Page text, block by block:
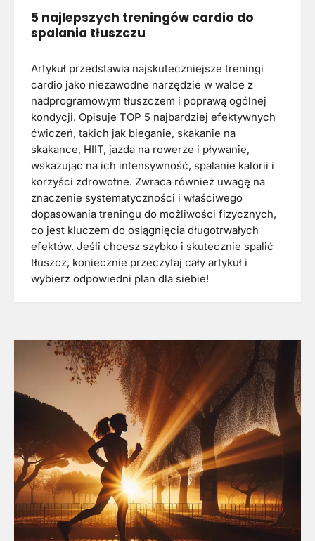
5 najlepszych treningów cardio do
spalania tłuszczu
Artykuł przedstawia najskuteczniejsze treningi
cardio jako niezawodne narzędzie w walce z
nadprogramowym tłuszczem i poprawą ogólnej
kondycji. Opisuje TOP 5 najbardziej efektywnych
ćwiczeń, takich jak bieganie, skakanie na
skakance, HIIT, jazda na rowerze i pływanie,
wskazując na ich intensywność, spalanie kalorii i
korzyści zdrowotne. Zwraca również uwagę na
znaczenie systematyczności i właściwego
dopasowania treningu do możliwości fizycznych,
co jest kluczem do osiągnięcia długotrwałych
efektów. Jeśli chcesz szybko i skutecznie spalić
tłuszcz, koniecznie przeczytaj cały artykuł i
wybierz odpowiedni plan dla siebie!